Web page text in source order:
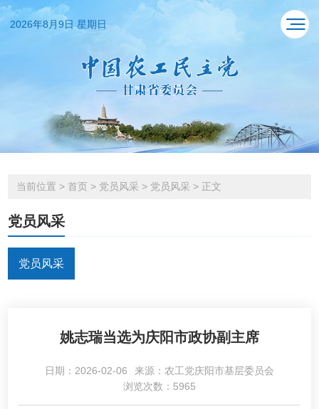
2026年8月9日 星期日
当前位置 > 首页 > 党员风采 > 党员风采 > 正文
党员风采
党员风采
姚志瑞当选为庆阳市政协副主席
日期：2026-02-06
来源：农工党庆阳市基层委员会
浏览次数：5965